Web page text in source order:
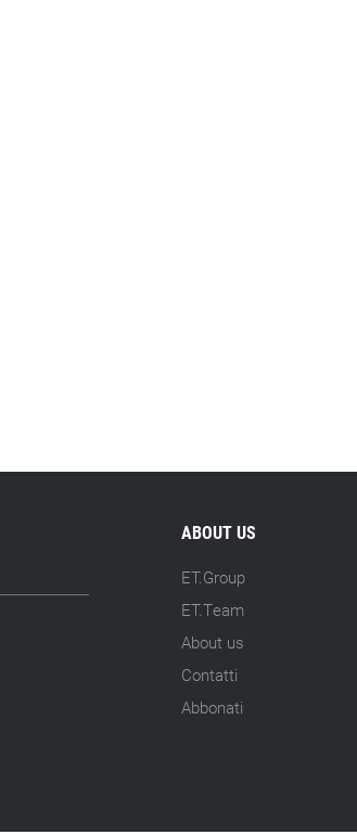
ABOUT US
ET.Group
ET.Team
About us
Contatti
Abbonati